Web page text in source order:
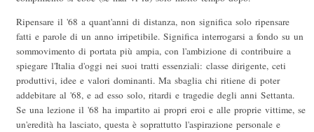
Ripensare il '68 a quant'anni di distanza, non significa solo ripensare
fatti e parole di un anno irripetibile. Significa interrogarsi a fondo su un
sommovimento di portata più ampia, con l'ambizione di contribuire a
spiegare l'Italia d'oggi nei suoi tratti essenziali: classe dirigente, ceti
produttivi, idee e valori dominanti. Ma sbaglia chi ritiene di poter
addebitare al '68, e ad esso solo, ritardi e tragedie degli anni Settanta.
Se una lezione il '68 ha impartito ai propri eroi e alle proprie vittime, se
un'eredità ha lasciato, questa è soprattutto l'aspirazione personale e